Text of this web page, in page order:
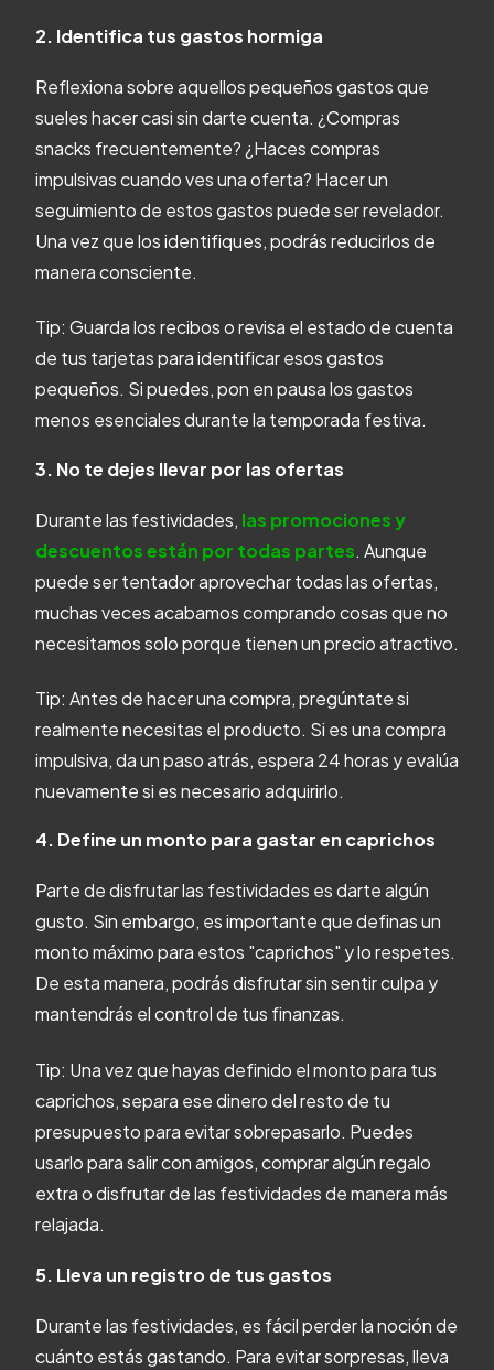
2. Identifica tus gastos hormiga
Reflexiona sobre aquellos pequeños gastos que
sueles hacer casi sin darte cuenta. ¿Compras
snacks frecuentemente? ¿Haces compras
impulsivas cuando ves una oferta? Hacer un
seguimiento de estos gastos puede ser revelador.
Una vez que los identifiques, podrás reducirlos de
manera consciente.
Tip: Guarda los recibos o revisa el estado de cuenta
de tus tarjetas para identificar esos gastos
pequeños. Si puedes, pon en pausa los gastos
menos esenciales durante la temporada festiva.
3. No te dejes llevar por las ofertas
Durante las festividades, las promociones y
descuentos están por todas partes. Aunque
puede ser tentador aprovechar todas las ofertas,
muchas veces acabamos comprando cosas que no
necesitamos solo porque tienen un precio atractivo.
Tip: Antes de hacer una compra, pregúntate si
realmente necesitas el producto. Si es una compra
impulsiva, da un paso atrás, espera 24 horas y evalúa
nuevamente si es necesario adquirirlo.
4. Define un monto para gastar en caprichos
Parte de disfrutar las festividades es darte algún
gusto. Sin embargo, es importante que definas un
monto máximo para estos "caprichos" y lo respetes.
De esta manera, podrás disfrutar sin sentir culpa y
mantendrás el control de tus finanzas.
Tip: Una vez que hayas definido el monto para tus
caprichos, separa ese dinero del resto de tu
presupuesto para evitar sobrepasarlo. Puedes
usarlo para salir con amigos, comprar algún regalo
extra o disfrutar de las festividades de manera más
relajada.
5. Lleva un registro de tus gastos
Durante las festividades, es fácil perder la noción de
cuánto estás gastando. Para evitar sorpresas, lleva